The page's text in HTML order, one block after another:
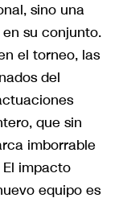
sino una
su conjunto.
el torneo, las
del
que sin
imborrable
impacto
equipo es